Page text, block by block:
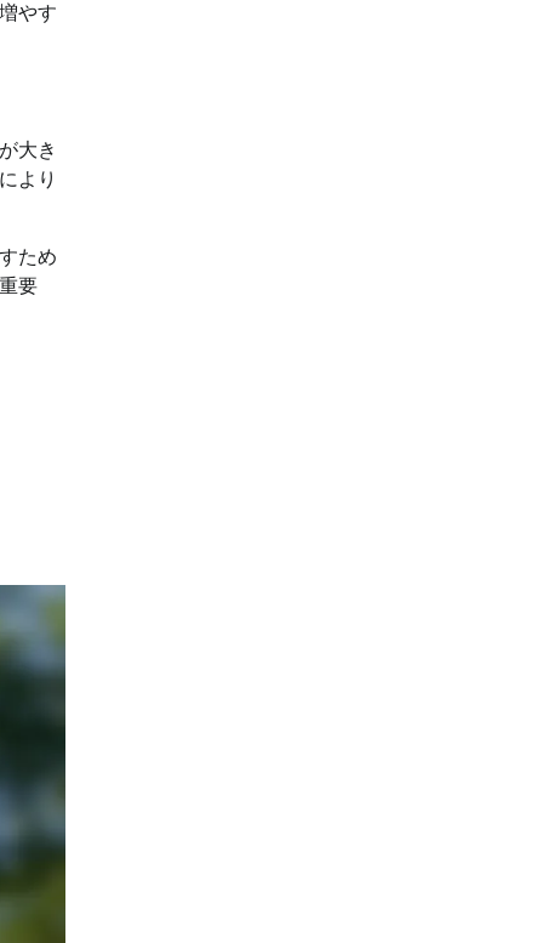
やす
大き
より
ため
要